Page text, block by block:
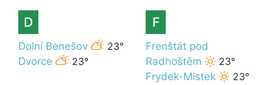
D
Dolní Benešov
23°
Dvorce
23°
F
Frenštát pod
Radhoštěm
23°
Frydek-Mistek
23°